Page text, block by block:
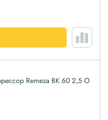
Remeza ВК 60 2,5 О